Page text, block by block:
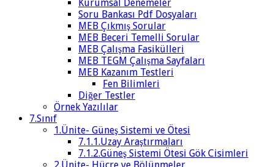
Kurumsal Denemeler
Soru Bankası Pdf Dosyaları
MEB Çıkmış Sorular
MEB Beceri Temelli Sorular
MEB Çalışma Fasikülleri
MEB TEGM Çalışma Sayfaları
MEB Kazanım Testleri
Fen Bilimleri
Diğer Testler
Örnek Yazılılar
7.Sınıf
1.Ünite- Güneş Sistemi ve Ötesi
7.1.1.Uzay Araştırmaları
7.1.2.Güneş Sistemi Ötesi Gök Cisimleri